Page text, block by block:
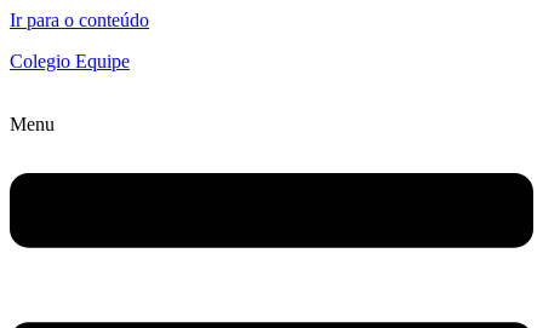
Ir para o conteúdo
Colegio Equipe
Menu